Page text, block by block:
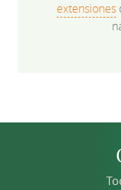
extensiones